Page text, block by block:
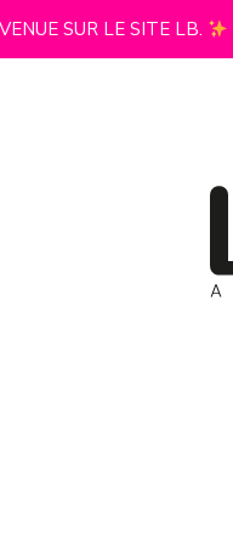
SUR LE SITE LB.